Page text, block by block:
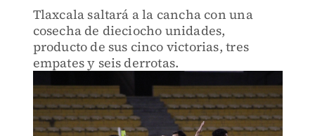
Tlaxcala saltará a la cancha con una
cosecha de dieciocho unidades,
producto de sus cinco victorias, tres
empates y seis derrotas.